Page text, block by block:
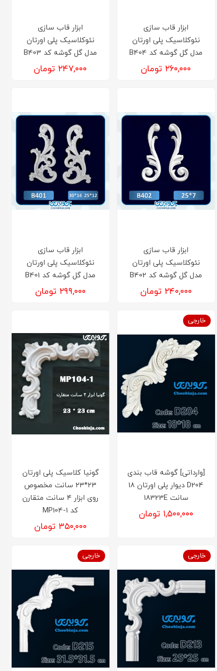
ابزار قاب سازی
نئوکلاسیک پلی اورتان
مدل گل گوشه کد B404
۲۶۰,۰۰۰ تومان
ابزار قاب سازی
نئوکلاسیک پلی اورتان
مدل گل گوشه کد B403
۲۴۷,۰۰۰ تومان
ابزار قاب سازی
نئوکلاسیک پلی اورتان
مدل گل گوشه کد B402
۲۴۰,۰۰۰ تومان
ابزار قاب سازی
نئوکلاسیک پلی اورتان
مدل گل گوشه کد B401
۲۹۹,۰۰۰ تومان
[وارداتی] گوشه قاب بندی
D204 دیوار پلی اورتان 18
سانت 18323E
۱,۵۰۰,۰۰۰ تومان
خارجی
گونیا کلاسیک پلی اورتان
۲۳*۲۳ سانت مخصوص
روی ابزار ۴ سانت متقارن
کد MP104-1
۳۵۰,۰۰۰ تومان
خارجی خارجی